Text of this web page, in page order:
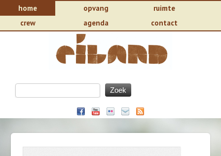
home opvang
ruimte
crew
agenda contact